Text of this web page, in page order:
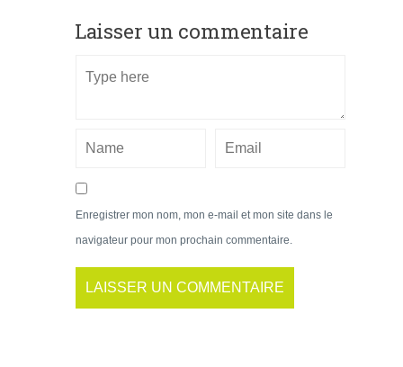
Laisser un commentaire
Enregistrer mon nom, mon e-mail et mon site dans le
navigateur pour mon prochain commentaire.